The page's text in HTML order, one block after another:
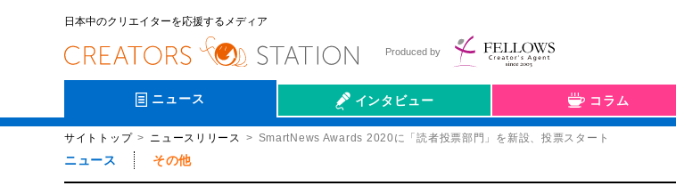
日本中のクリエイターを応援するメディア
Produced by
ニュース インタビュー
会社伝
コラム
サイトトップ ニュースリリース SmartNews Awards 2020に「読者投票部門」を新設、投票スタート
ニュース その他